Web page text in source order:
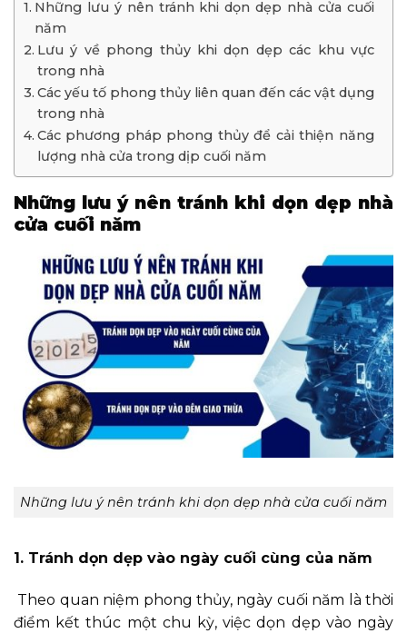
Những lưu ý nên tránh khi dọn dẹp nhà cửa cuối
năm
Lưu ý về phong thủy khi dọn dẹp các khu vực
trong nhà
Các yếu tố phong thủy liên quan đến các vật dụng
trong nhà
Các phương pháp phong thủy để cải thiện năng
lượng nhà cửa trong dịp cuối năm
Những lưu ý nên tránh khi dọn dẹp nhà
cửa cuối năm
Những lưu ý nên tránh khi dọn dẹp nhà cửa cuối năm
1. Tránh dọn dẹp vào ngày cuối cùng của năm
Theo quan niệm phong thủy, ngày cuối năm là thời
điểm kết thúc một chu kỳ, việc dọn dẹp vào ngày